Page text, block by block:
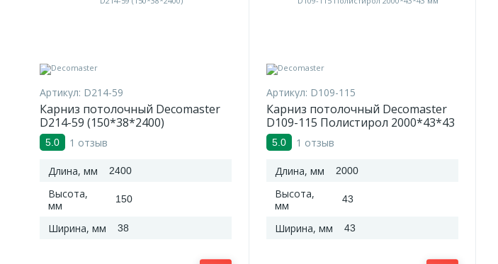
Артикул: D214-59
Карниз потолочный Decomaster
D214-59 (150*38*2400)
5.0 1 отзыв
Длина, мм 2400
Высота,
мм
150
Ширина, мм 38
Артикул: D109-115
Карниз потолочный Decomaster
D109-115 Полистирол 2000*43*43
мм
5.0 1 отзыв
Длина, мм 2000
Высота,
мм
43
Ширина, мм 43